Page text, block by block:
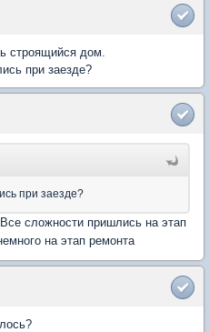
строящийся дом.
при заезде?
при заезде?
Все сложности пришлись на этап
на этап ремонта